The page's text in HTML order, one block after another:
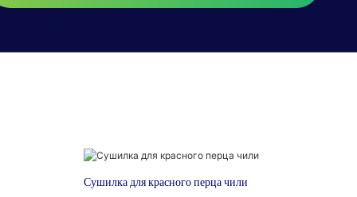
Сушилка для красного перца чили